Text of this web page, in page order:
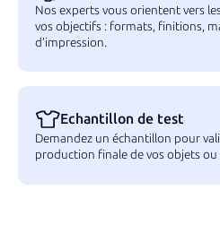
Nos experts vous orientent vers
vos objectifs : formats, finitions,
d’impression.
Echantillon de test
Demandez un échantillon pour
production finale de vos objets